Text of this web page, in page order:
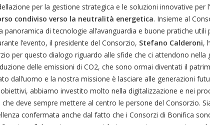
per la gestione strategica e le soluzioni innovative per
condiviso verso la neutralità energetica. Insieme al
di tecnologie all’avanguardia e buone pratiche utili
l’evento, il presidente del Consorzio, Stefano Calderoni,
per questo dialogo riguardo alle sfide che ci attendono nella
delle emissioni di CO2, che sono ormai diventati il
dall’uomo e la nostra missione è lasciare alle generazioni
abbiamo investito molto nella digitalizzazione e nei
deve sempre mettere al centro le persone del Consorzio.
confermata anche dal fatto che i Consorzi di Bonifica